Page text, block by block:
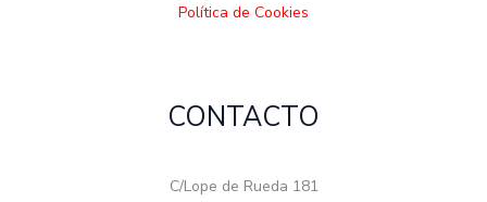
Política de Cookies
CONTACTO
C/Lope de Rueda 181